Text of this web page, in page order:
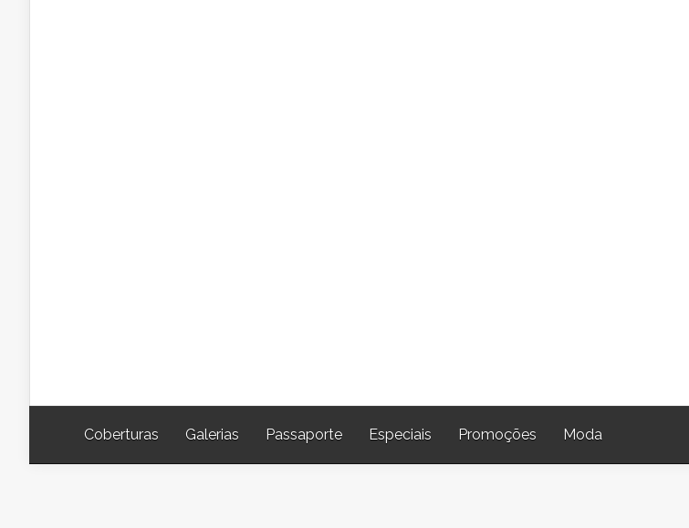
Coberturas Galerias Passaporte Especiais Promoções Moda